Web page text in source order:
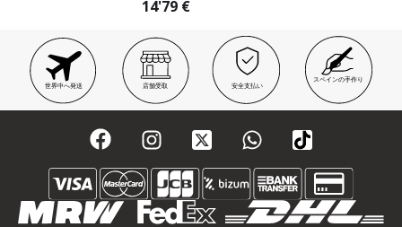
14'79 €
世界中へ発送 店舗受取 安全支払い
スペインの手作り